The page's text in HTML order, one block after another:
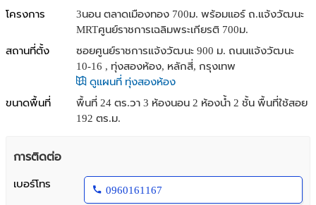
โครงการ
3นอน ตลาดเมืองทอง 700ม. พร้อมแอร์ ถ.แจ้งวัฒนะ
MRTศูนย์ราชการเฉลิมพระเกียรติ 700ม.
สถานที่ตั้ง
ซอยศูนย์ราชการแจ้งวัฒนะ 900 ม. ถนนแจ้งวัฒนะ
10-16 , ทุ่งสองห้อง, หลักสี่, กรุงเทพ
ดูแผนที่ ทุ่งสองห้อง
ขนาดพื้นที่
พื้นที่ 24 ตร.วา 3 ห้องนอน 2 ห้องน้ำ 2 ชั้น พื้นที่ใช้สอย
192 ตร.ม.
การติดต่อ
เบอร์โทร
0960161167